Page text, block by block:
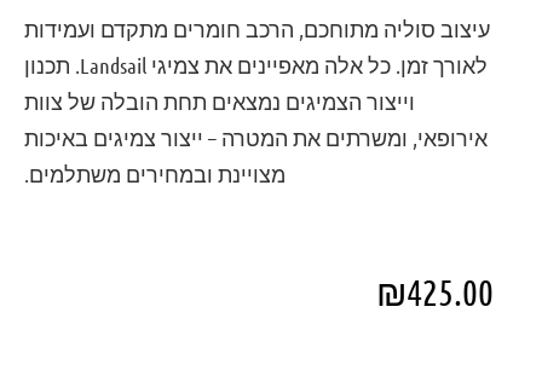
עיצוב סוליה מתוחכם, הרכב חומרים מתקדם ועמידות
לאורך זמן. כל אלה מאפיינים את צמיגי Landsail. תכנון
וייצור הצמיגים נמצאים תחת הובלה של צוות
אירופאי, ומשרתים את המטרה – ייצור צמיגים באיכות
מצויינת ובמחירים משתלמים.
₪425.00